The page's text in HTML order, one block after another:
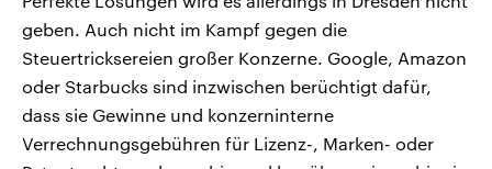
geben. Auch nicht im Kampf gegen die
Steuertricksereien großer Konzerne. Google, Amazon
oder Starbucks sind inzwischen berüchtigt dafür,
dass sie Gewinne und konzerninterne
Verrechnungsgebühren für Lizenz-, Marken- oder